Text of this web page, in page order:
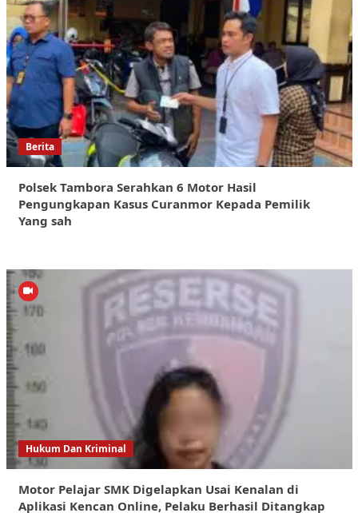
Berita
Polsek Tambora Serahkan 6 Motor Hasil
Pengungkapan Kasus Curanmor Kepada Pemilik
Yang sah
Hukum Dan Kriminal
Motor Pelajar SMK Digelapkan Usai Kenalan di
Aplikasi Kencan Online, Pelaku Berhasil Ditangkap